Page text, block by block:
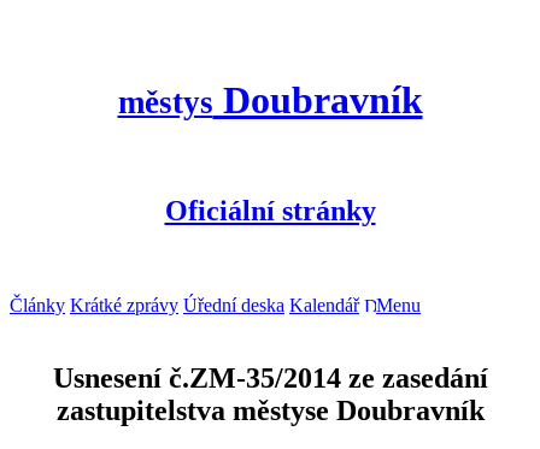
městys Doubravník
Oficiální stránky
Články Krátké zprávy Úřední deska Kalendář Menu
Usnesení č.ZM-35/2014 ze zasedání
zastupitelstva městyse Doubravník